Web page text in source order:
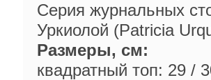
Серия журнальных
Уркиолой (Patricia
Размеры, см:
квадратный топ: 29 /